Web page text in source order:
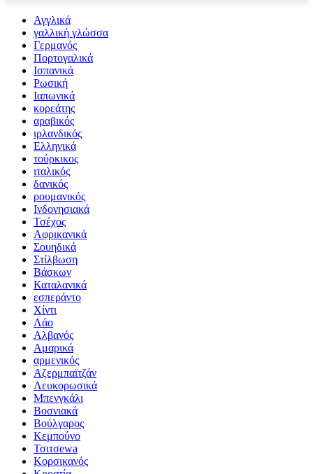
Αγγλικά
γαλλική γλώσσα
Γερμανός
Πορτογαλικά
Ισπανικά
Ρωσική
Ιαπωνικά
κορεάτης
αραβικός
ιρλανδικός
Ελληνικά
τούρκικος
ιταλικός
δανικός
ρουμανικός
Ινδονησιακά
Τσέχος
Αφρικανικά
Σουηδικά
Στίλβωση
Βάσκων
Καταλανικά
εσπεράντο
Χίντι
Λάο
Αλβανός
Αμαρικά
αρμενικός
Αζερμπαϊτζάν
Λευκορωσικά
Μπενγκάλι
Βοσνιακά
Βούλγαρος
Κεμπούνο
Τσιτσewa
Κορσικανός